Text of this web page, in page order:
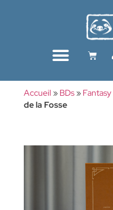
Accueil » BDs » Fantasy
de la Fosse